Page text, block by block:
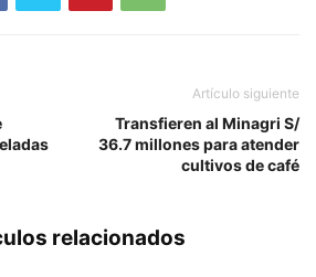
Artículo siguiente
Transfieren al Minagri S/
36.7 millones para atender
cultivos de café
relacionados